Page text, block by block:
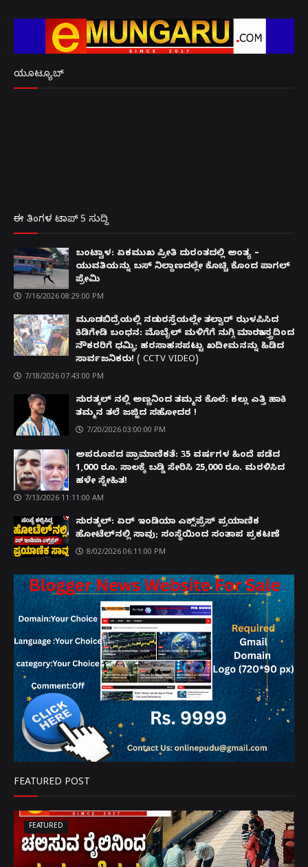
ಯೂಟ್ಯೂಬ್
ಈ ತಿಂಗಳ ಟಾಪ್ 5 ಸುದ್ದಿ
ಬಂಟ್ವಾಳ: ಏಕಮುಖ ಪ್ರೀತಿ ದುರಂತದಲ್ಲಿ ಅಂತ್ಯ –
ಯುವತಿಯನ್ನು ಬಸ್ ನಿಲ್ದಾಣದಲ್ಲೇ ಕೊಚ್ಚಿ ಕೊಂದ ಪಾಗಲ್
ಪ್ರೇಮಿ
7/16/2026 08:29:00 PM
ಮೂಡಬಿದ್ರೆಯಲ್ಲಿ ನಡುರಸ್ತೆಯಲ್ಲೇ ತಲ್ವಾರ್ ಝಳಪಿಸಿದ
ಕಿಡಿಗೇಡಿ ಬಂಧನ: ಮೊಬೈಲ್ ಮಳಿಗೆಗೆ ನುಗ್ಗಿ ಮಾರಕಾಸ್ತ್ರದಿಂದ
ನೌಕರರಿಗೆ ಧಮ್ಕಿ; ಹರಸಾಹಸಪಟ್ಟು ಖದೀಮನನ್ನು ಹಿಡಿದ
ಸಾರ್ವಜನಿಕರು! ( CCTV VIDEO)
7/18/2026 07:43:00 PM
ಸುರತ್ಕಲ್ ನಲ್ಲಿ ಅಣ್ಣನಿಂದ ತಮ್ಮನ ಕೊಲೆ: ಕಲ್ಲು ಎತ್ತಿ ಹಾಕಿ
ತಮ್ಮನ ತಲೆ ಜಜ್ಜಿದ ಸಹೋದರ !
7/20/2026 03:00:00 PM
ಅಪರೂಪದ ಪ್ರಾಮಾಣಿಕತೆ: 35 ವರ್ಷಗಳ ಹಿಂದೆ ಪಡೆದ
1,000 ರೂ. ಸಾಲಕ್ಕೆ ಬಡ್ಡಿ ಸೇರಿಸಿ 25,000 ರೂ. ಮರಳಿಸಿದ
ಹಳೇ ಸ್ನೇಹಿತ!
7/13/2026 11:11:00 AM
ಸುರತ್ಕಲ್: ಏರ್ ಇಂಡಿಯಾ ಎಕ್ಸ್‌ಪ್ರೆಸ್ ಪ್ರಯಾಣಿಕ
ಹೋಟೆಲ್‌ನಲ್ಲಿ ಸಾವು; ಸಂಸ್ಥೆಯಿಂದ ಸಂತಾಪ ಪ್ರಕಟಣೆ
8/02/2026 06:11:00 PM
FEATURED POST
FEATURED